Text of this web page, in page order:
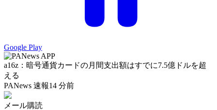
Google Play
a16z：暗号通貨カードの月間支出額はすでに7.5億ドルを超
える
PANews 速報14 分前
メール購読